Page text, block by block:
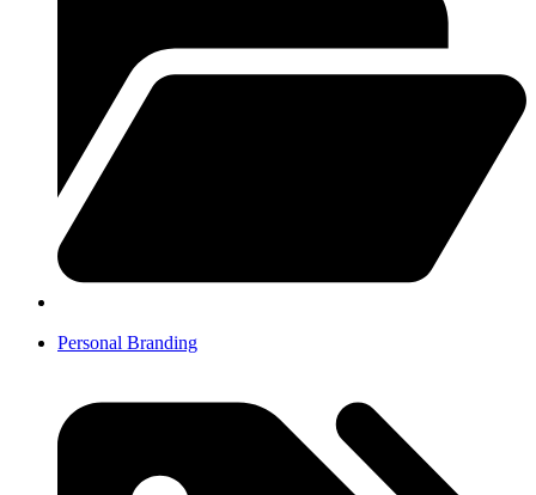
Personal Branding